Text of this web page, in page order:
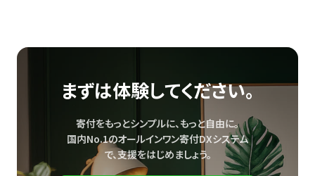
まずは体験してください。
寄付をもっとシンプルに、もっと自由に。
国内No.1のオールインワン寄付DXシステム
で、支援をはじめましょう。